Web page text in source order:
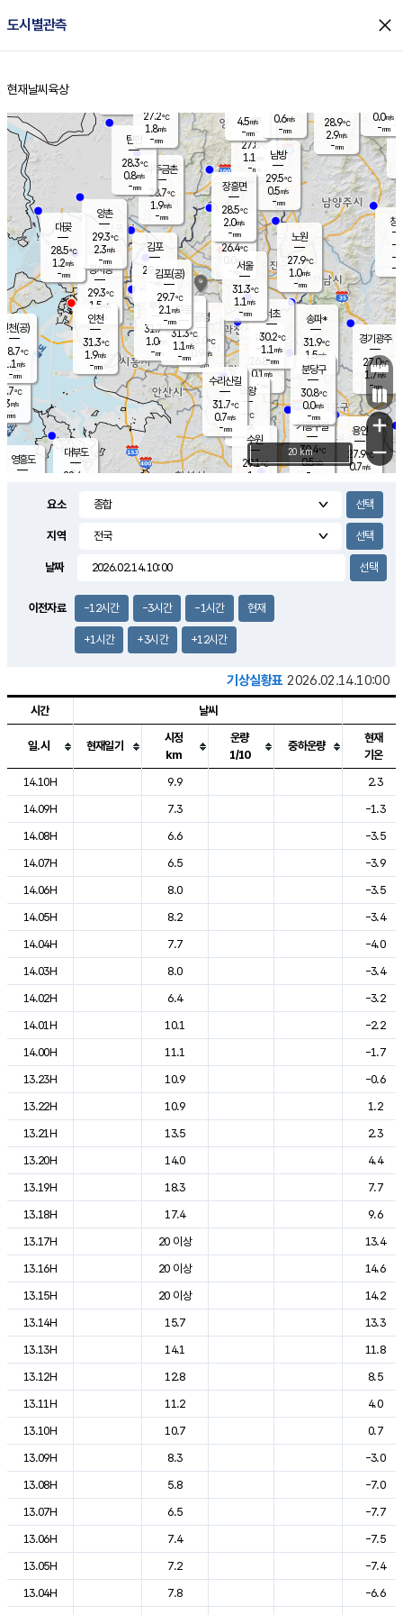
도시별관측 close
홈
현재날씨 육상
의도
℃
m/s
mm
영흥도
양주
27.8℃
1.1
-mm
과천
26.8℃
0.1m/s
- mm
용인
27.9℃
0.7m/s
경기광주
27.0℃
1.7m/s
-mm
0.0m/s
대부도
28.4
경서동
29.3℃
1.5 m/s
-mm
파주금촌
28.7℃
1.9m/s
-mm
28.9℃
2.9m/s
-mm
대곶
28.5℃
1.2m/s
-mm
창
-
-m/
-
탄현
28.3℃
0.8m/s
-mm
0.0m/s
-mm
의왕
- ℃
m/s
mm
김포
29.6℃
-m/s
mm
광명
33.0
℃
0.9 m/s
-mm
부천
31.7℃
1.0m/s
-mm
양촌
29.3℃
2.3m/s
-mm
구로
31.3℃
1.1 m/s
-mm
은평
26.4℃
0.0 m/s
- mm
노원
27.9℃
1.0m/s
-mm
송파*
31.9℃
1.5m/s
-mm
서초
30.2℃
1.1 m/s
-mm
남방
29.5℃
0.5m/s
-mm
기흥구갈
30.4℃
0.5m/s
-
수리산길
31.7℃
0.7m/s
-mm
분당구
30.8℃
0.0m/s
-mm
장흥면
28.5℃
2.0m/s
-mm
4.5m/s
-mm
인천(공)
28.7℃
1.1 m/s
-mm
김포(공)
29.7℃
2.1 m/s
-mm
수원
29.1℃
1 m/s
인천
31.3℃
1.9m/s
-mm
서울
31.3℃
1.1 m/s
-mm
27.2℃
1.8m/s
-mm
0.6m/s
-mm
+
−
20 km
요소
지역
날짜
이전자료 -12시간 -3시간 -1시간 현재
+1시간 +3시간 +12시간
기상실황표 2026.02.14.10:00
도시별 기상실황표로 지점, 날씨, 기온, 강수, 바람, 기압등을 안내한 표입
시간 날씨
일.시 현재일기
시정
km
운량
1/10
중하운량
현재
기온
14.10H
9.9
2.3
14.09H
7.3
-1.3
14.08H
6.6
-3.5
14.07H
6.5
-3.9
14.06H
8.0
-3.5
14.05H
8.2
-3.4
14.04H
7.7
-4.0
14.03H
8.0
-3.4
14.02H
6.4
-3.2
14.01H
10.1
-2.2
14.00H
11.1
-1.7
13.23H
10.9
-0.6
13.22H
10.9
1.2
13.21H
13.5
2.3
13.20H
14.0
4.4
13.19H
18.3
7.7
13.18H
17.4
9.6
13.17H
20 이상
13.4
13.16H
20 이상
14.6
13.15H
20 이상
14.2
13.14H
15.7
13.3
13.13H
14.1
11.8
13.12H
12.8
8.5
13.11H
11.2
4.0
13.10H
10.7
0.7
13.09H
8.3
-3.0
13.08H
5.8
-7.0
13.07H
6.5
-7.7
13.06H
7.4
-7.5
13.05H
7.2
-7.4
13.04H
7.8
-6.6